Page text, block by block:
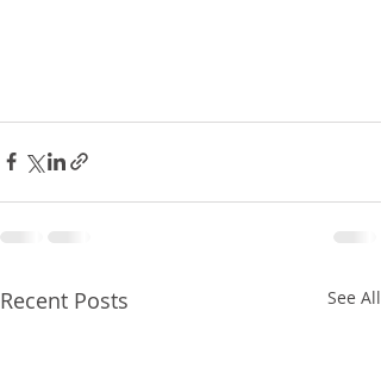
Recent Posts See All